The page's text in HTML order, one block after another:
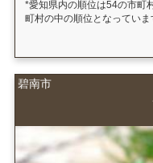
*愛知県内の順位は54の市町
町村の中の順位となっていま
碧南市